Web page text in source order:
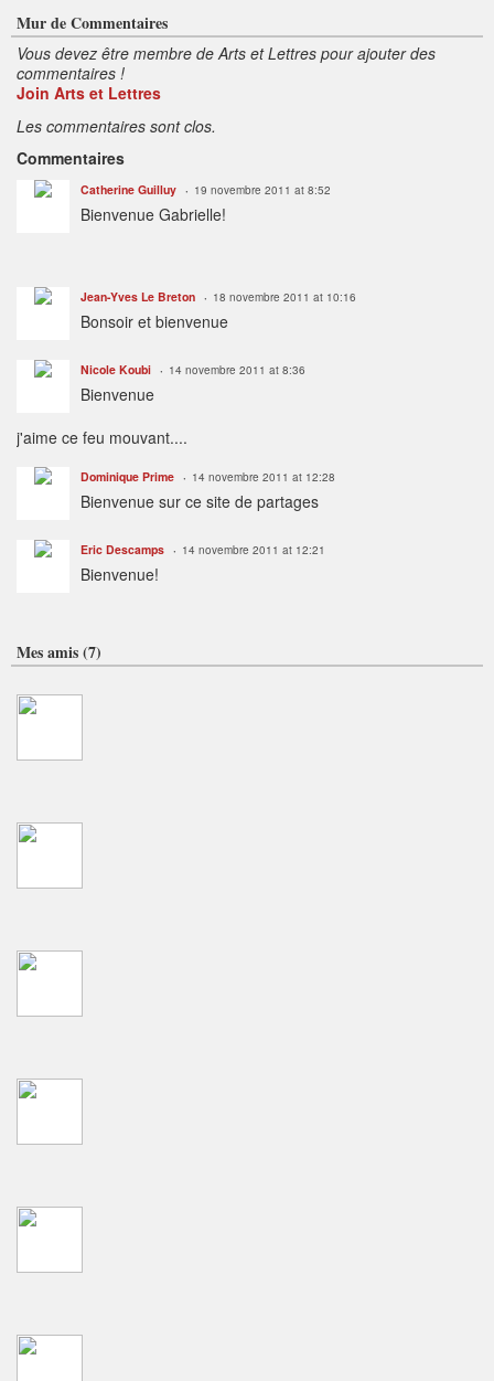
Mur de Commentaires
Vous devez être membre de Arts et Lettres pour ajouter des
commentaires !
Join Arts et Lettres
Les commentaires sont clos.
Commentaires
Catherine Guilluy 19 novembre 2011 at 8:52
Bienvenue Gabrielle!
Jean-Yves Le Breton 18 novembre 2011 at 10:16
Bonsoir et bienvenue
Nicole Koubi 14 novembre 2011 at 8:36
Bienvenue
j'aime ce feu mouvant....
Dominique Prime 14 novembre 2011 at 12:28
Bienvenue sur ce site de partages
Eric Descamps 14 novembre 2011 at 12:21
Bienvenue!
Mes amis (7)